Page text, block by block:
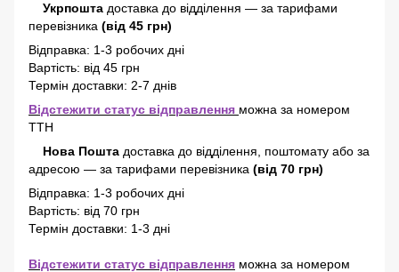
Укрпошта доставка до відділення — за тарифами
перевізника (від 45 грн)
Відправка: 1-3 робочих дні
Вартість: від 45 грн
Термін доставки: 2-7 днів
Відстежити статус відправлення можна за номером
ТТН
Нова Пошта доставка до відділення, поштомату або за
адресою — за тарифами перевізника (від 70 грн)
Відправка: 1-3 робочих дні
Вартість: від 70 грн
Термін доставки: 1-3 дні
Відстежити статус відправлення можна за номером